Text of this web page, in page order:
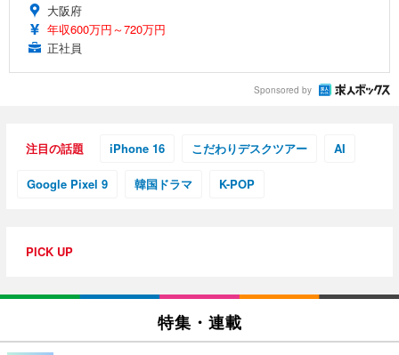
大阪府
年収600万円～720万円
正社員
Sponsored by
注目の話題 iPhone 16 こだわりデスクツアー AI
Google Pixel 9 韓国ドラマ K-POP
PICK UP
特集・連載